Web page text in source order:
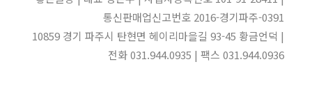
통신판매업신고번호 2016-경기파주-0391
10859 경기 파주시 탄현면 헤이리마을길 93-45 황금언덕 |
전화 031.944.0935 | 팩스 031.944.0936